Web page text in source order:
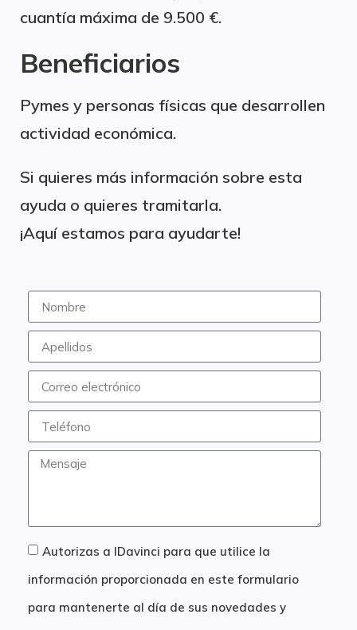
cuantía máxima de 9.500 €.
Beneficiarios
Pymes y personas físicas que desarrollen
actividad económica.
Si quieres más información sobre esta
ayuda o quieres tramitarla.
¡Aquí estamos para ayudarte!
Autorizas a IDavinci para que utilice la
información proporcionada en este formulario
para mantenerte al día de sus novedades y